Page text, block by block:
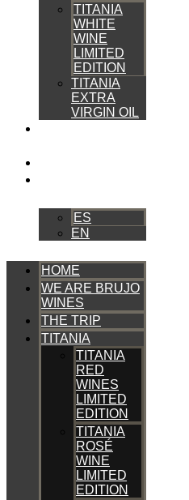
TITANIA
WHITE
WINE
LIMITED
EDITION
TITANIA
EXTRA
VIRGIN OIL
ES
EN
HOME
WE ARE BRUJO
WINES
THE TRIP
TITANIA
TITANIA
RED
WINES
LIMITED
EDITION
TITANIA
ROSÉ
WINE
LIMITED
EDITION